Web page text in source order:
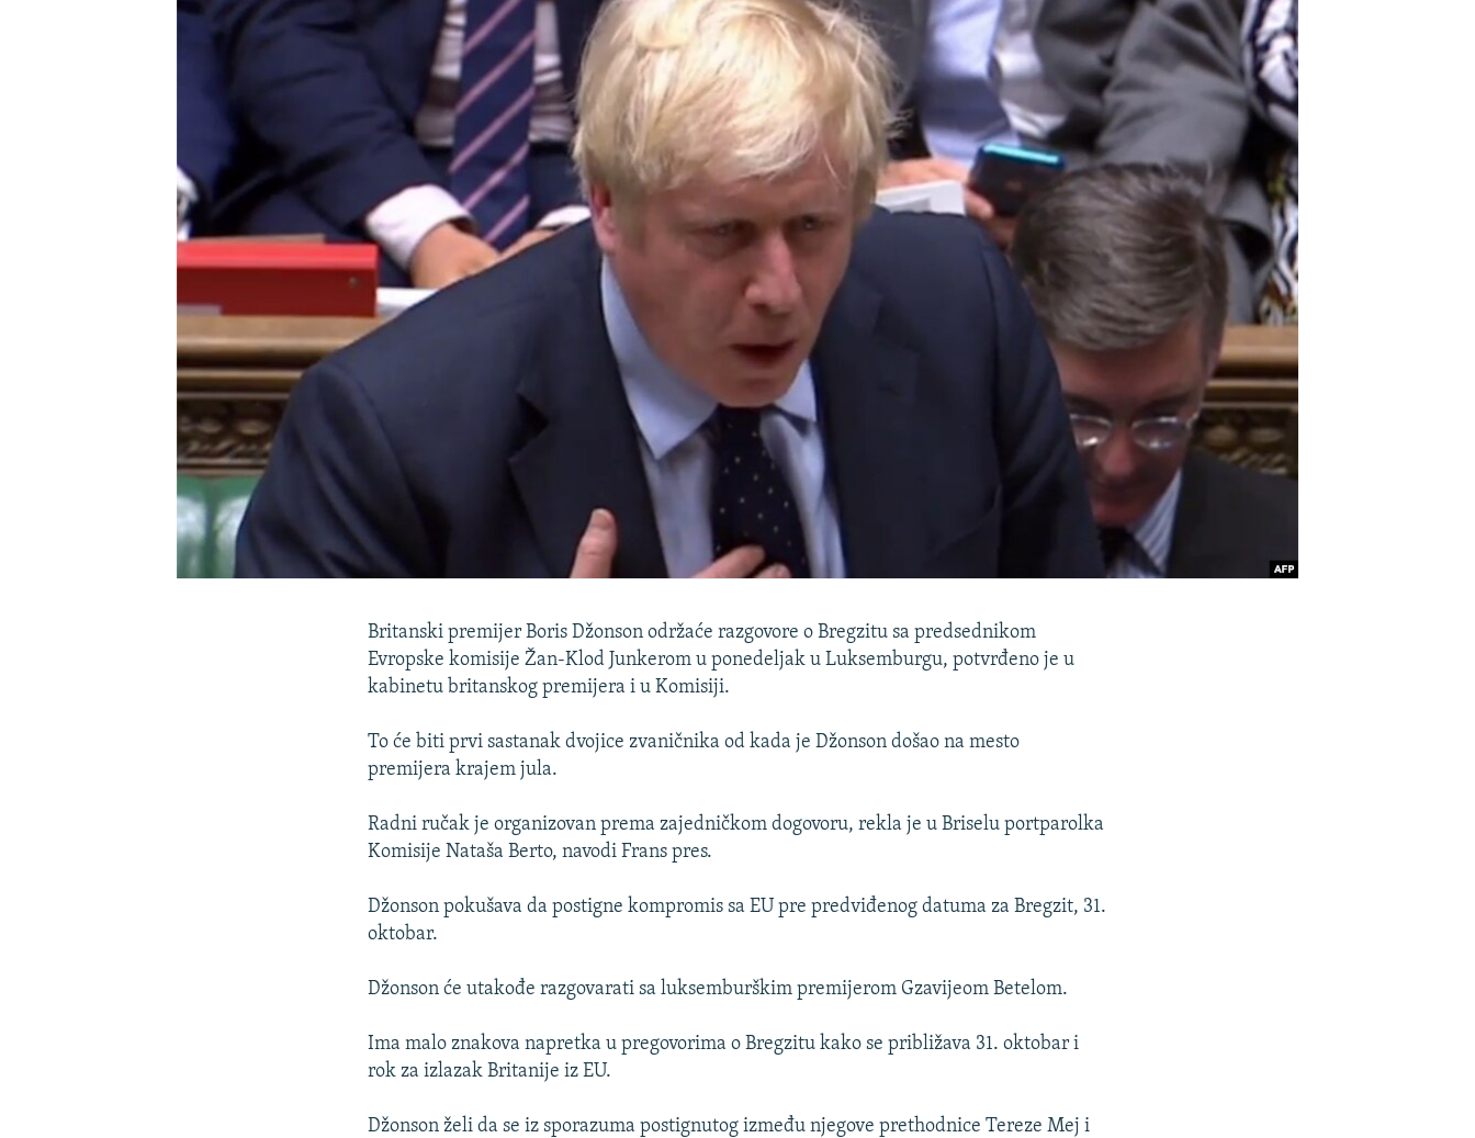
GENOCID U SREBRENICI
POPLAVE I KLIZIŠTA U BIH 2024.
TRI DECENIJE OD RATA U BIH
NASTANAK I RASPAD JUGOSLAVIJE
Britanski premijer Boris Džonson održaće razgovore o Bregzitu sa predsednikom
Evropske komisije Žan-Klod Junkerom u ponedeljak u Luksemburgu, potvrđeno je u
kabinetu britanskog premijera i u Komisiji.
To će biti prvi sastanak dvojice zvaničnika od kada je Džonson došao na mesto
premijera krajem jula.
Radni ručak je organizovan prema zajedničkom dogovoru, rekla je u Briselu portparolka
Komisije Nataša Berto, navodi Frans pres.
Džonson pokušava da postigne kompromis sa EU pre predviđenog datuma za Bregzit, 31.
oktobar.
Džonson će utakođe razgovarati sa luksemburškim premijerom Gzavijeom Betelom.
Ima malo znakova napretka u pregovorima o Bregzitu kako se približava 31. oktobar i
rok za izlazak Britanije iz EU.
Džonson želi da se iz sporazuma postignutog između njegove prethodnice Tereze Mej i